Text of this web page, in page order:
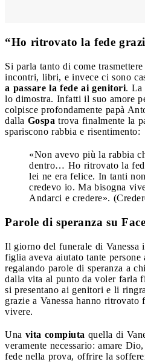
“Ho ritrovato la fede
Si parla tanto di come
incontri, libri, e invece ci sono
a passare la fede ai genitori. La
lo dimostra. Infatti il suo amore
colpisce profondamente papà
dalla Gospa trova finalmente la
spariscono rabbia e risentimento:
«Non avevo più la rabbia
dentro… Ho ritrovato la
lei ne era felice. In tanti
credevo io. Ma bisogna
Andarci e credere».
Parole di speranza su
Il giorno del funerale di Vanessa
figlia aveva aiutato tante persone
regalando parole di speranza a
dalla vita al punto da voler farla
si presentano ai genitori e li
grazie a Vanessa hanno
vivere.
Una vita compiuta quella di
veramente necessario: amare
fede nella prova, offrire la